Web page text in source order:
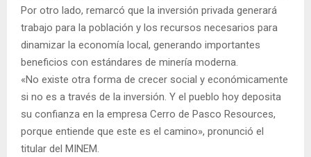
Por otro lado, remarcó que la inversión privada generará
trabajo para la población y los recursos necesarios para
dinamizar la economía local, generando importantes
beneficios con estándares de minería moderna.
«No existe otra forma de crecer social y económicamente
si no es a través de la inversión. Y el pueblo hoy deposita
su confianza en la empresa Cerro de Pasco Resources,
porque entiende que este es el camino», pronunció el
titular del MINEM.